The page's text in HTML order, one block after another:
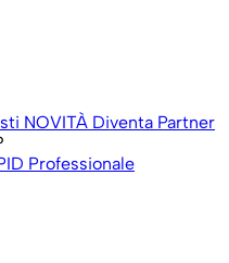
NOVITÀ Diventa Partner
Professionale